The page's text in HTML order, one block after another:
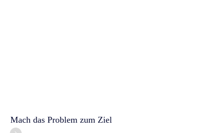
Mach das Problem zum Ziel